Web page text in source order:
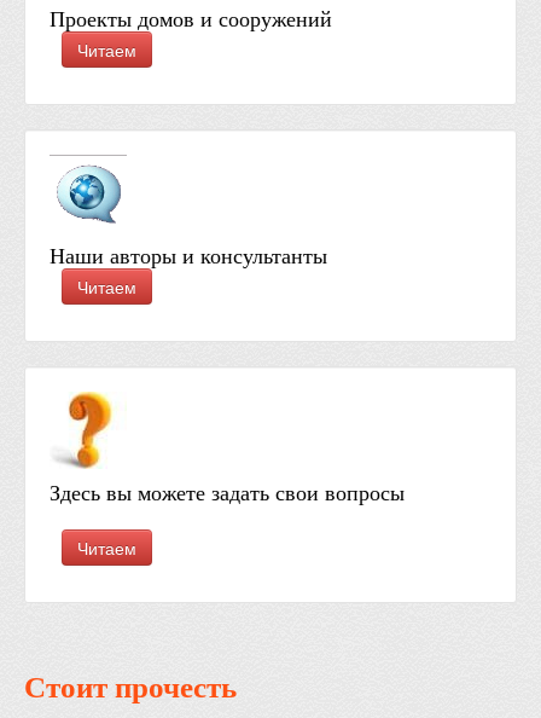
Проекты домов и сооружений
Читаем
Наши авторы и консультанты
Читаем
Здесь вы можете задать свои вопросы
Читаем
Стоит прочесть